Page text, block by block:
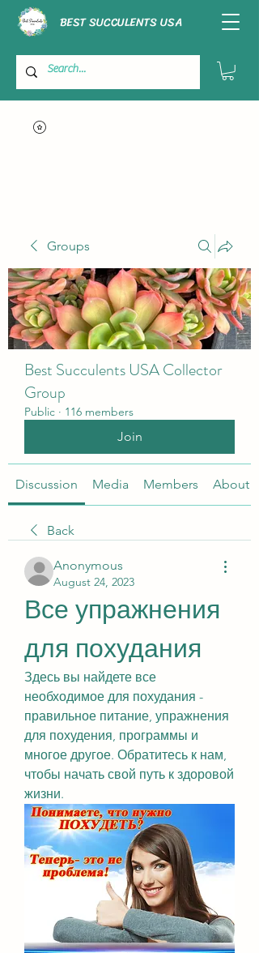
BEST SUCCULENTS USA
Groups
Best Succulents USA Collector
Group
Public · 116 members
Join
Discussion Media Members About
Back
Anonymous
August 24, 2023
Все упражнения
для похудания
Здесь вы найдете все
необходимое для похудания -
правильное питание, упражнения
для похудения, программы и
многое другое. Обратитесь к нам,
чтобы начать свой путь к здоровой
жизни.